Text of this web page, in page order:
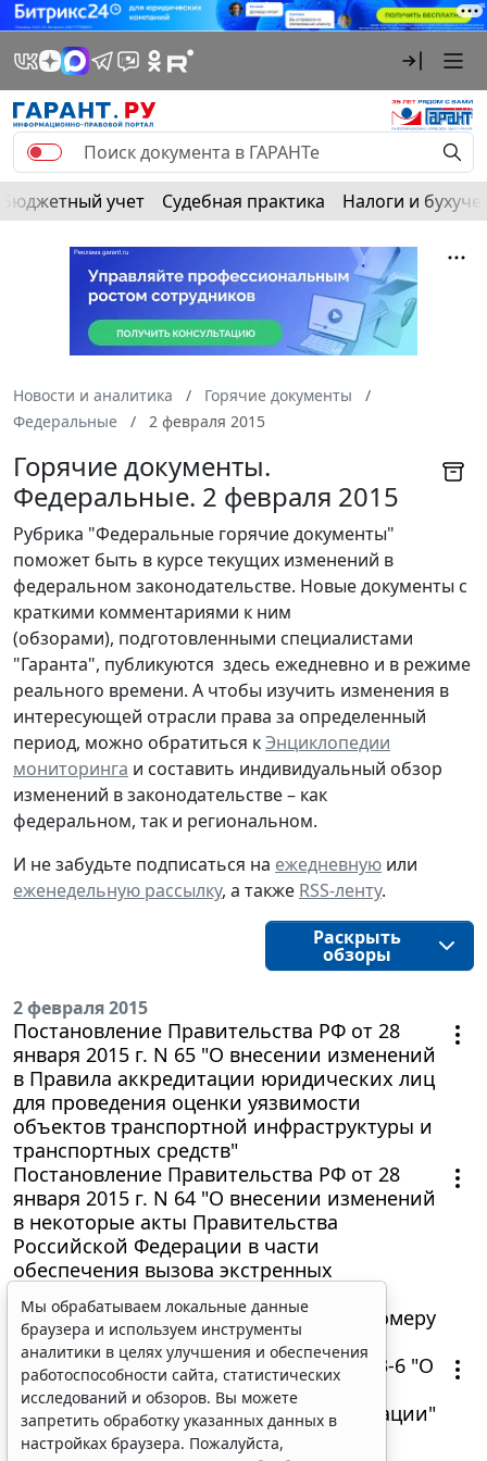
Бюджетный учет Судебная практика Налоги и
Новости и аналитика
Горячие документы
Федеральные
2 февраля 2015
Горячие документы.
Федеральные. 2 февраля 2015
Рубрика "Федеральные горячие документы"
поможет быть в курсе текущих изменений в
федеральном законодательстве. Новые документы с
краткими комментариями к ним
(обзорами), подготовленными специалистами
"Гаранта", публикуются здесь ежедневно и в режиме
реального времени. А чтобы изучить изменения в
интересующей отрасли права за определенный
период, можно обратиться кЭнциклопедии
мониторинга и составить индивидуальный обзор
изменений в законодательстве – как
федеральном, так и региональном.
И не забудьте подписаться на ежедневную или
еженедельную рассылку, а также RSS-ленту.
Раскрыть
обзоры
2 февраля 2015
Постановление Правительства РФ от 28
января 2015 г. N 65 "О внесении изменений
в Правила аккредитации юридических лиц
для проведения оценки уязвимости
объектов транспортной инфраструктуры и
транспортных средств"
Постановление Правительства РФ от 28
января 2015 г. N 64 "О внесении изменений
в некоторые акты Правительства
Российской Федерации в части
обеспечения вызова экстренных
Российской Федерации по единому номеру
"112" "
Проект федерального закона N 711923-6 "О
внесении изменений в статью 261
Трудового Кодекса Российской Федерации"
Мы обрабатываем локальные данные
браузера и используем инструменты
аналитики в целях улучшения и обеспечения
работоспособности сайта, статистических
исследований и обзоров. Вы можете
запретить обработку указанных данных в
настройках браузера. Пожалуйста,